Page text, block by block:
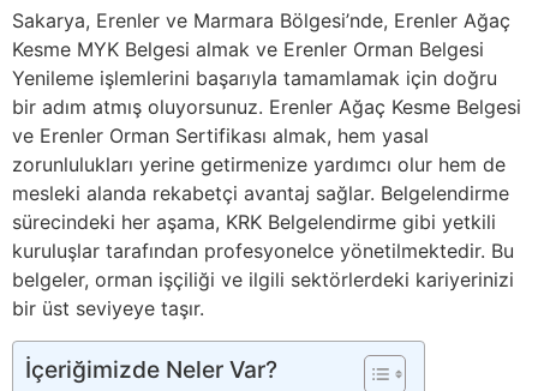
Sakarya, Erenler ve Marmara Bölgesi’nde, Erenler Ağaç
Kesme MYK Belgesi almak ve Erenler Orman Belgesi
Yenileme işlemlerini başarıyla tamamlamak için doğru
bir adım atmış oluyorsunuz. Erenler Ağaç Kesme Belgesi
ve Erenler Orman Sertifikası almak, hem yasal
zorunlulukları yerine getirmenize yardımcı olur hem de
mesleki alanda rekabetçi avantaj sağlar. Belgelendirme
sürecindeki her aşama, KRK Belgelendirme gibi yetkili
kuruluşlar tarafından profesyonelce yönetilmektedir. Bu
belgeler, orman işçiliği ve ilgili sektörlerdeki kariyerinizi
bir üst seviyeye taşır.
İçeriğimizde Neler Var?